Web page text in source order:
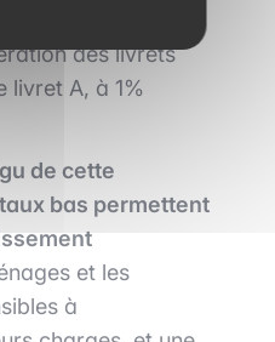
par la
des livrets
livret A, à 1%
de cette
bas permettent
et les
à